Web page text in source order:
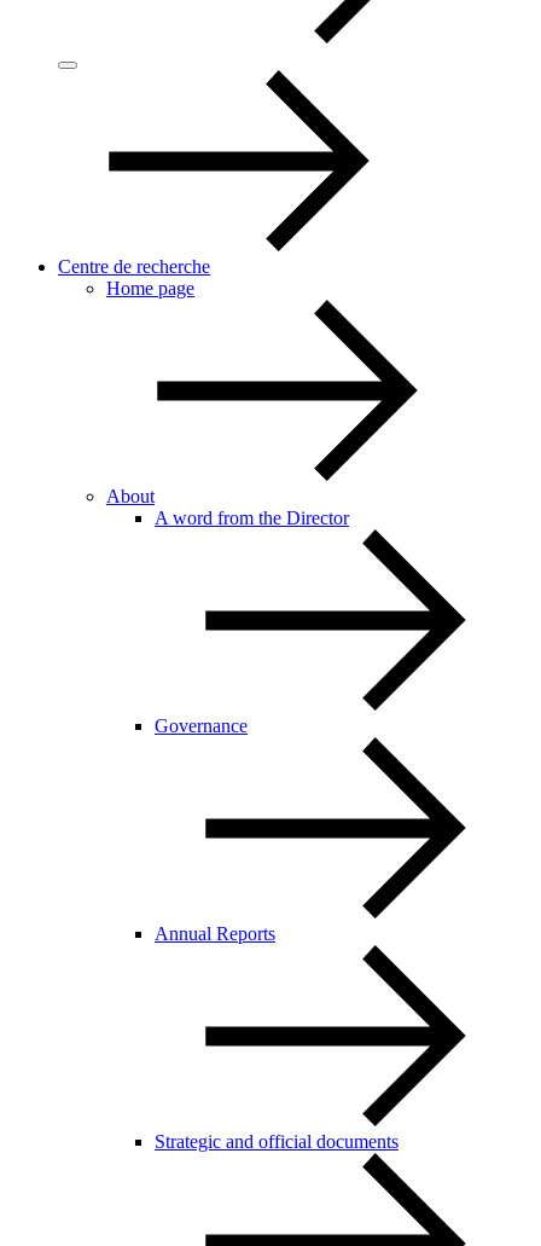
Centre de recherche
Home page
About
A word from the Director
Governance
Annual Reports
Strategic and official documents